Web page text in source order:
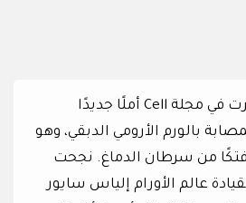
نشرت في مجلة Cell أملًا جديدًا
بالورم الأرومي الدبقي، وهو
وفتكًا من سرطان الدماغ. نجحت
عالم الأورام إلياس سايور